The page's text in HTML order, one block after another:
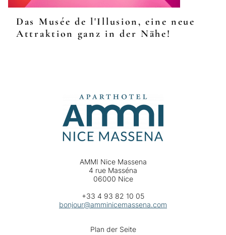
Das Musée de l'Illusion, eine neue
Attraktion ganz in der Nähe!
AMMI Nice Massena
4 rue Masséna
06000 Nice
+33 4 93 82 10 05
bonjour@amminicemassena.com
Plan der Seite